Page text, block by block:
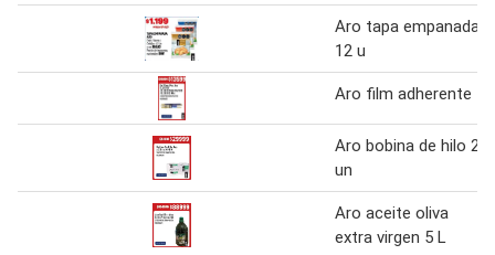
Aro tapa empanada
12 u
Aro film adherente
Aro bobina de hilo 2
un
Aro aceite oliva
extra virgen 5 L